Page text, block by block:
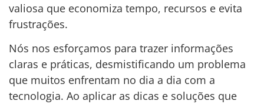
valiosa que economiza tempo, recursos e evita
frustrações.
Nós nos esforçamos para trazer informações
claras e práticas, desmistificando um problema
que muitos enfrentam no dia a dia com a
tecnologia. Ao aplicar as dicas e soluções que